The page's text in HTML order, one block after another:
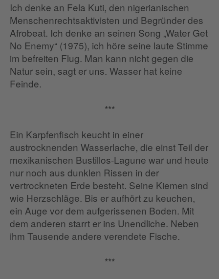
Ich denke an Fela Kuti, den nigerianischen
Menschenrechtsaktivisten und Begründer des
Afrobeat. Ich denke an seinen Song „Water Get
No Enemy“ (1975), ich höre seine laute Stimme
im befreiten Flug. Man kann nicht gegen die
Natur sein, sagt er uns. Wasser hat keine
Feinde.
***
Ein Karpfenfisch keucht in einer
austrocknenden Wasserlache, die einst Teil der
mexikanischen Bustillos-Lagune war und heute
nur noch aus dunklen Rissen in der
vertrockneten Erde besteht. Seine Kiemen sind
wie Herzschläge. Bis er aufhört zu keuchen,
ein Auge vor dem aufgerissenen Boden. Mit
dem anderen starrt er ins Unendliche. Neben
ihm Tausende andere verendete Fische.
***